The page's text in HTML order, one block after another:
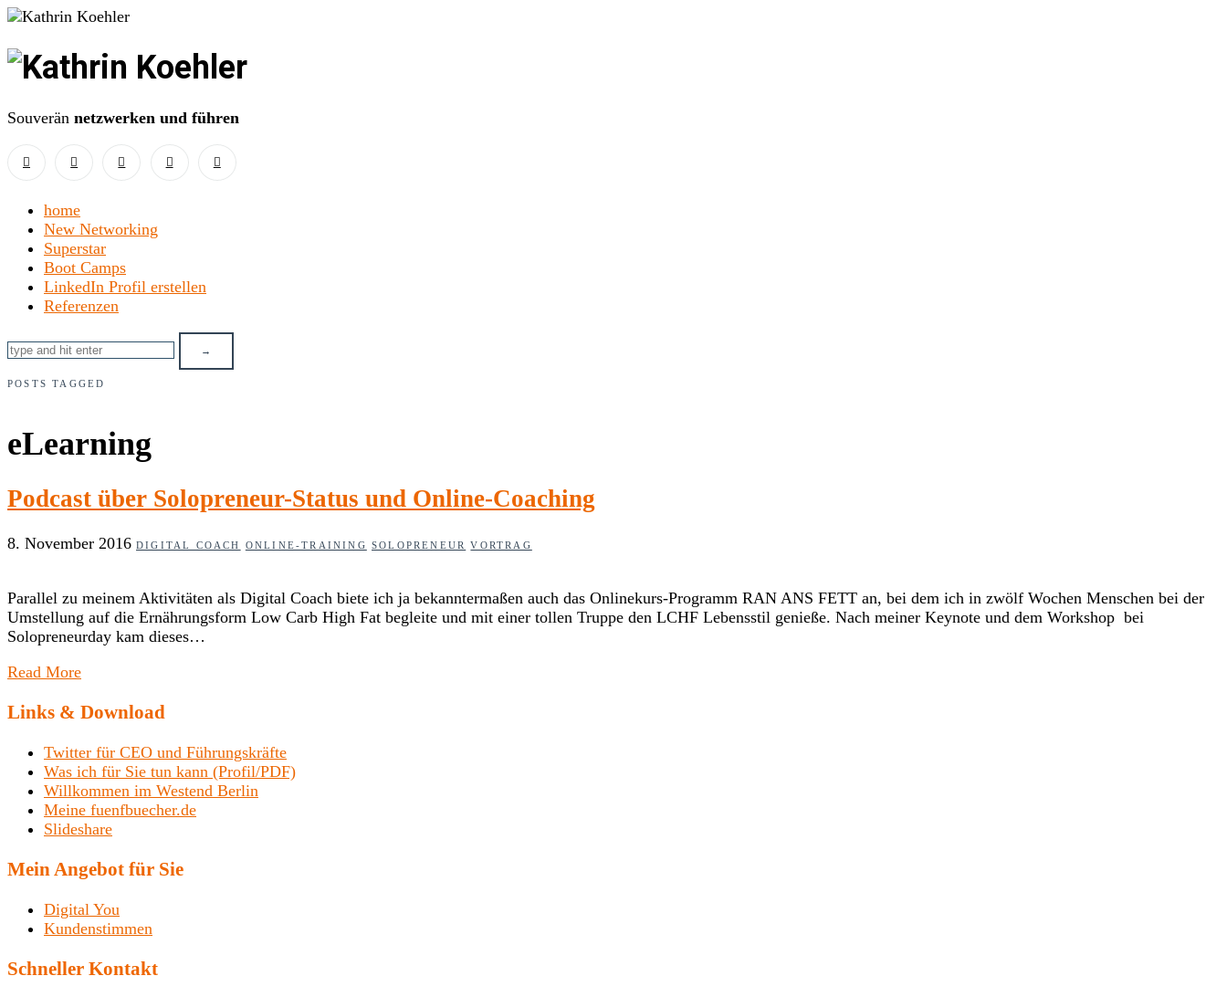
Kathrin
Koehler
Souverän netzwerken und führen
home
New Networking
Superstar
Boot Camps
LinkedIn Profil erstellen
Referenzen
POSTS TAGGED
eLearning
Podcast über Solopreneur-Status und Online-Coaching
8. November 2016 DIGITAL COACH ONLINE-TRAINING SOLOPRENEUR VORTRAG
Parallel zu meinem Aktivitäten als Digital Coach biete ich ja bekanntermaßen auch das Onlinekurs-Programm RAN ANS FETT an, bei dem ich in zwölf Wochen Menschen bei der
Umstellung auf die Ernährungsform Low Carb High Fat begleite und mit einer tollen Truppe den LCHF Lebensstil genieße. Nach meiner Keynote und dem Workshop bei
Solopreneurday kam dieses…
Read More
Links & Download
Twitter für CEO und Führungskräfte
Was ich für Sie tun kann (Profil/PDF)
Willkommen im Westend Berlin
Meine fuenfbuecher.de
Slideshare
Mein Angebot für Sie
Digital You
Kundenstimmen
Schneller Kontakt